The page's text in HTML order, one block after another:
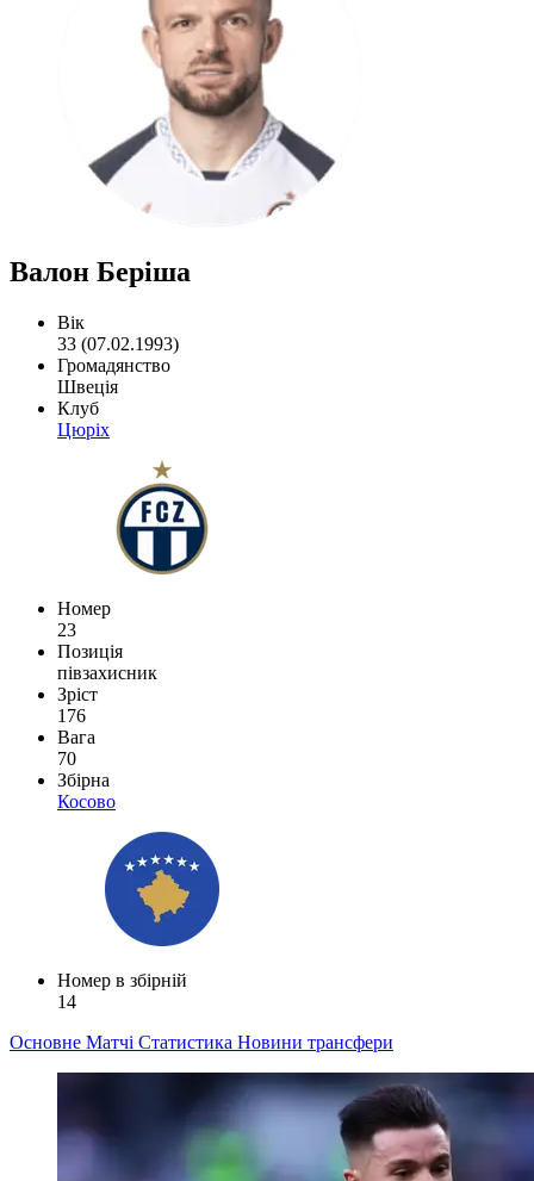
Валон Беріша
Вік
33 (07.02.1993)
Громадянство
Швеція
Клуб
Цюріх
Номер
23
Позиція
півзахисник
Зріст
176
Вага
70
Збірна
Косово
Номер в збірній
14
Основне Матчі Статистика Новини трансфери